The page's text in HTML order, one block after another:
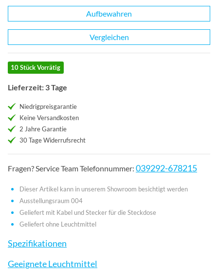
Aufbewahren
Vergleichen
10 Stück Vorrätig
Lieferzeit: 3 Tage
Niedrigpreisgarantie
Keine Versandkosten
2 Jahre Garantie
30 Tage Widerrufsrecht
Fragen? Service Team Telefonnummer: 039292-678215
Dieser Artikel kann in unserem Showroom besichtigt werden
Ausstellungsraum 004
Geliefert mit Kabel und Stecker für die Steckdose
Geliefert ohne Leuchtmittel
Spezifikationen
Geeignete Leuchtmittel